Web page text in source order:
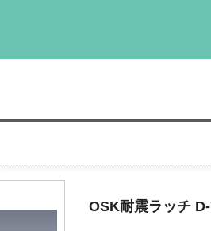
OSK耐震ラッチ